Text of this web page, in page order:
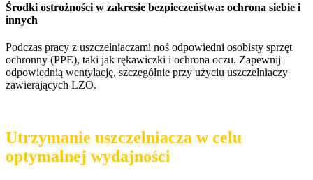
Środki ostrożności w zakresie bezpieczeństwa: ochrona siebie i
innych
Podczas pracy z uszczelniaczami noś odpowiedni osobisty sprzęt
ochronny (PPE), taki jak rękawiczki i ochrona oczu. Zapewnij
odpowiednią wentylację, szczególnie przy użyciu uszczelniaczy
zawierających LZO.
Utrzymanie uszczelniacza w celu
optymalnej wydajności